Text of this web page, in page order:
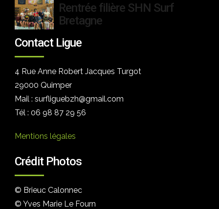
Rentrée filière SHN Surf
Bretagne
Contact Ligue
4 Rue Anne Robert Jacques Turgot
29000 Quimper
Mail : surfliguebzh@gmail.com
Tél : 06 98 87 29 56
Mentions légales
Crédit Photos
© Brieuc Calonnec
© Yves Marie Le Fourn